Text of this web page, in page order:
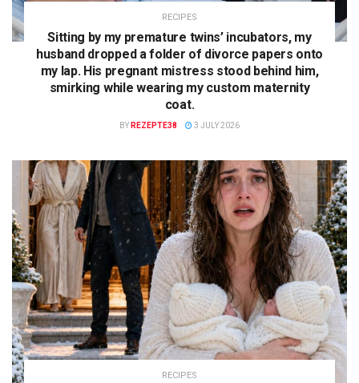
RECIPES
Sitting by my premature twins’ incubators, my
husband dropped a folder of divorce papers onto
my lap. His pregnant mistress stood behind him,
smirking while wearing my custom maternity
coat.
BY REZEPTE38 3 JULY 2026
RECIPES